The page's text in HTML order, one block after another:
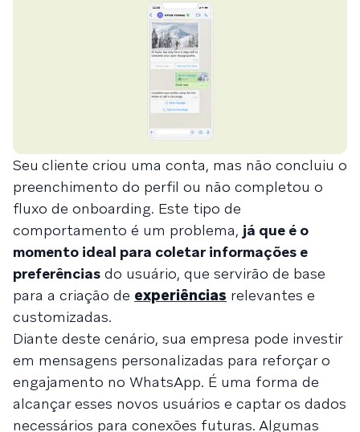
Seu cliente criou uma conta, mas não concluiu o
preenchimento do perfil ou não completou o
fluxo de onboarding. Este tipo de
comportamento é um problema, já que é o
momento ideal para coletar informações e
preferências do usuário, que servirão de base
para a criação de experiências relevantes e
customizadas.
Diante deste cenário, sua empresa pode investir
em mensagens personalizadas para reforçar o
engajamento no WhatsApp. É uma forma de
alcançar esses novos usuários e captar os dados
necessários para conexões futuras. Algumas